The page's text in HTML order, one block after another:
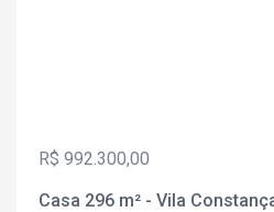
R$ 992.300,00
Casa 296 m² - Vila